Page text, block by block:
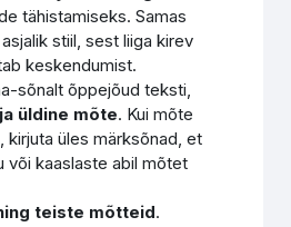
tähistamiseks. Samas
stiil, sest liiga kirev
keskendumist.
sõnalt õppejõud teksti,
üldine mõte. Kui mõte
kirjuta üles märksõnad, et
või kaaslaste abil mõtet
teiste mõtteid.